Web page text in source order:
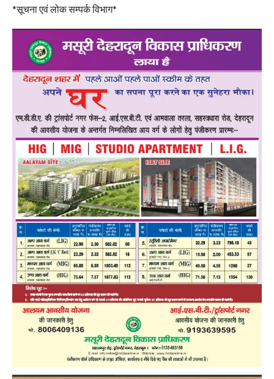
*सूचना एवं लोक सम्पर्क विभाग*